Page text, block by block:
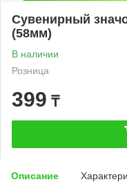
Сувенирный
(58мм)
В наличии
Розница
399 ₸
Описание